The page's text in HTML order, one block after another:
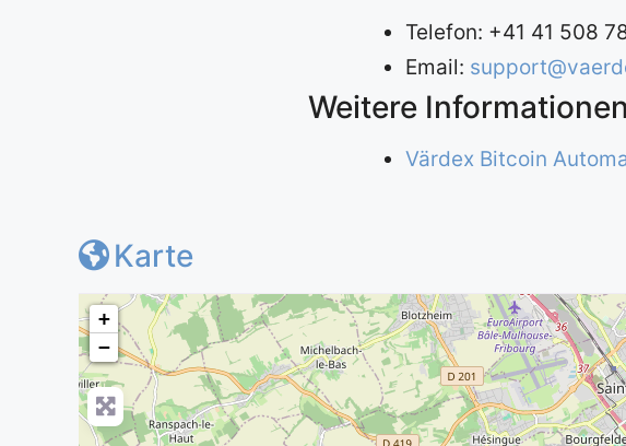
Telefon: +41 41 508
Email:
Weitere Informationen
Värdex Bitcoin
Karte
+
−